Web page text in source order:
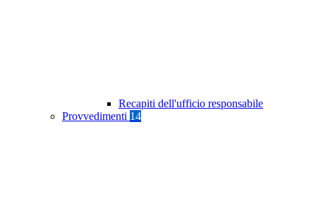
Recapiti dell'ufficio responsabile
Provvedimenti 14